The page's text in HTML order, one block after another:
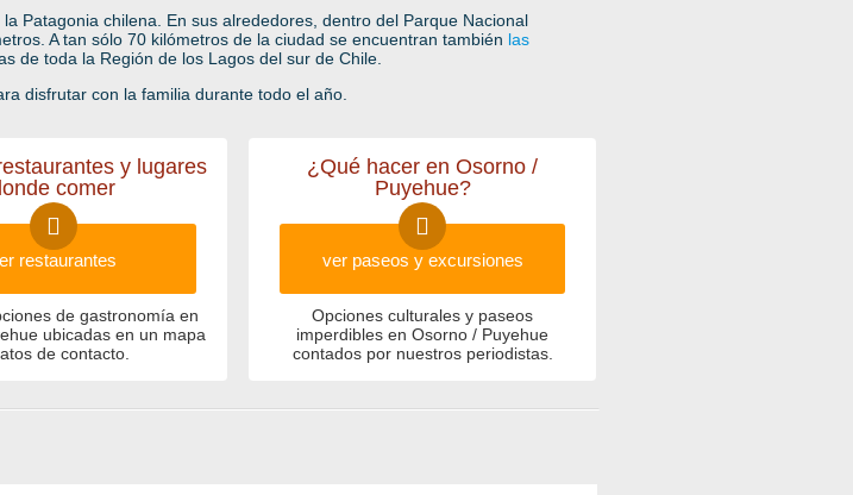
Patagonia chilena. En sus alrededores, dentro del Parque Nacional
A tan sólo 70 kilómetros de la ciudad se encuentran también las
de toda la Región de los Lagos del sur de Chile.
disfrutar con la familia durante todo el año.
y lugares
comer
restaurantes
de gastronomía en
ubicadas en un mapa
de contacto.
¿Qué hacer en Osorno /
Puyehue?
ver paseos y excursiones
Opciones culturales y paseos
imperdibles en Osorno / Puyehue
contados por nuestros periodistas.